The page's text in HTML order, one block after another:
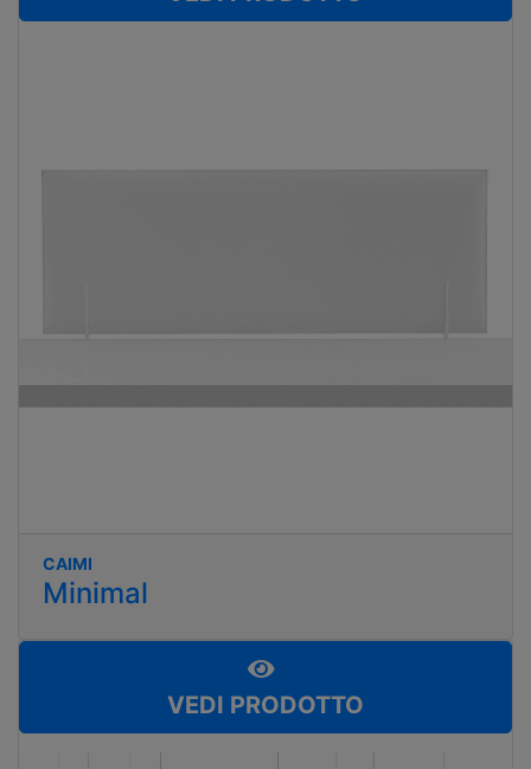
CAIMI
Minimal
VEDI PRODOTTO